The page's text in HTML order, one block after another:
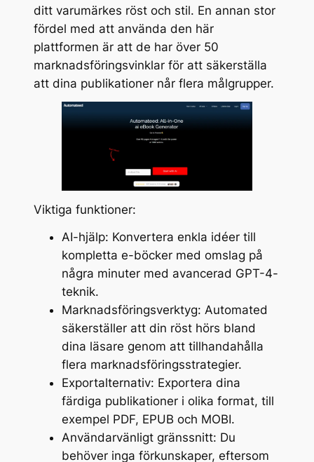
ditt varumärkes röst och stil. En annan stor
fördel med att använda den här
plattformen är att de har över 50
marknadsföringsvinklar för att säkerställa
att dina publikationer når flera målgrupper.
Viktiga funktioner:
AI-hjälp: Konvertera enkla idéer till
kompletta e-böcker med omslag på
några minuter med avancerad GPT-4-
teknik.
Marknadsföringsverktyg: Automated
säkerställer att din röst hörs bland
dina läsare genom att tillhandahålla
flera marknadsföringsstrategier.
Exportalternativ: Exportera dina
färdiga publikationer i olika format, till
exempel PDF, EPUB och MOBI.
Användarvänligt gränssnitt: Du
behöver inga förkunskaper, eftersom